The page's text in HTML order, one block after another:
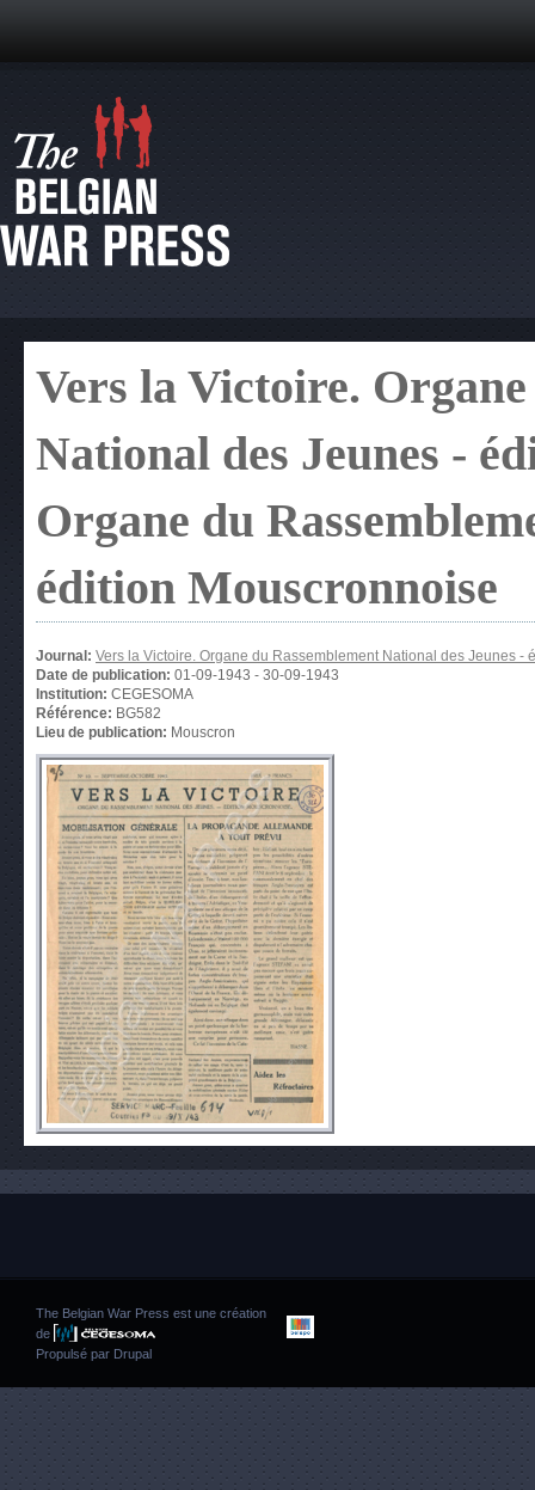
Vers la Victoire.
National des Jeunes -
Organe du
édition Mouscronnoise
Journal: Vers la Victoire. Organe du Rassemblement National des Jeunes -
Date de publication: 01-09-1943 - 30-09-1943
Institution: CEGESOMA
Référence: BG582
Lieu de publication: Mouscron
The Belgian War Press est une création
de
Propulsé par Drupal